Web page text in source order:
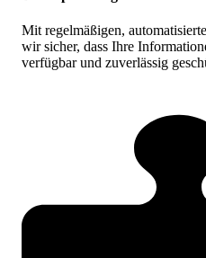
Mit regelmäßigen,
wir sicher, dass Ihre
verfügbar und zuverlässig